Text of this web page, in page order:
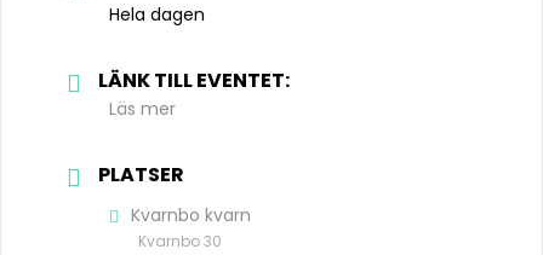
Hela dagen
LÄNK TILL EVENTET:
Läs mer
PLATSER
Kvarnbo kvarn
Kvarnbo 30